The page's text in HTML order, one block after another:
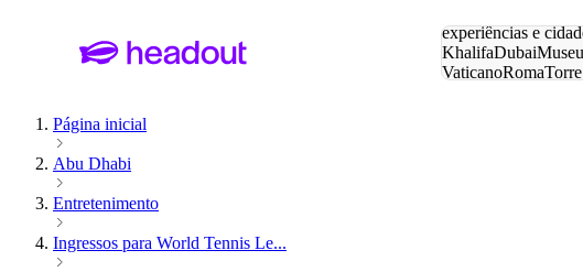
experiências e
KhalifaDubai
VaticanoRomaTorre
Página inicial
Abu Dhabi
Entretenimento
Ingressos para World Tennis Le...